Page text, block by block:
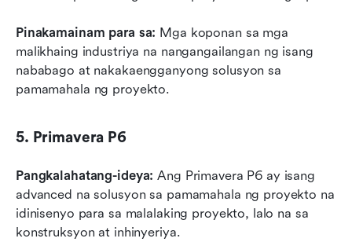
Pinakamainam para sa: Mga koponan sa mga
malikhaing industriya na nangangailangan ng isang
nababago at nakakaengganyong solusyon sa
pamamahala ng proyekto.
5. Primavera P6
Pangkalahatang-ideya: Ang Primavera P6 ay isang
advanced na solusyon sa pamamahala ng proyekto na
idinisenyo para sa malalaking proyekto, lalo na sa
konstruksyon at inhinyeriya.